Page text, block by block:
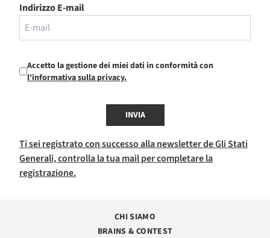
Indirizzo E-mail
Accetto la gestione dei miei dati in conformità con
l'informativa sulla privacy.
INVIA
Ti sei registrato con successo alla newsletter de Gli Stati
Generali, controlla la tua mail per completare la
registrazione.
CHI SIAMO
BRAINS & CONTEST